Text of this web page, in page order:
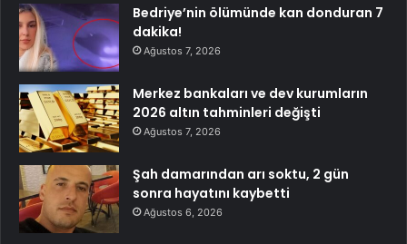
Bedriye’nin ölümünde kan donduran 7
dakika!
Ağustos 7, 2026
Merkez bankaları ve dev kurumların
2026 altın tahminleri değişti
Ağustos 7, 2026
Şah damarından arı soktu, 2 gün
sonra hayatını kaybetti
Ağustos 6, 2026